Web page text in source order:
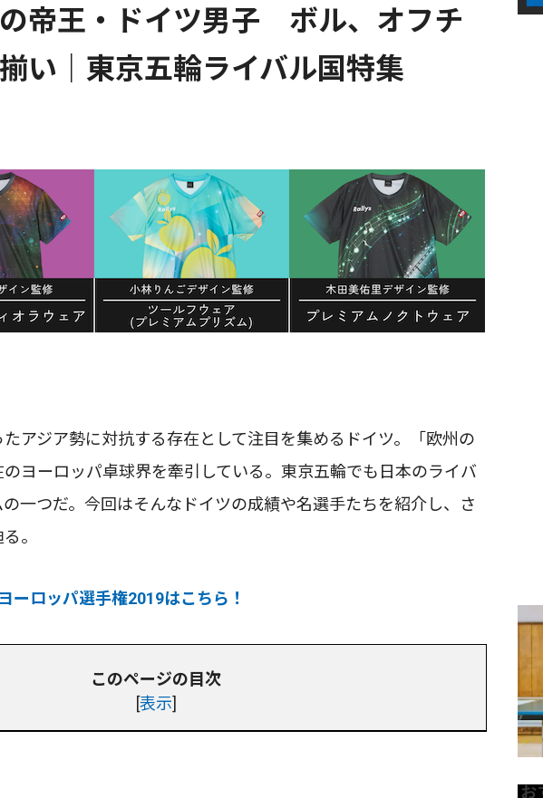
の帝王・ドイツ男子 ボル、オフチ
い｜東京五輪ライバル国特集
アジア勢に対抗する存在として注目を集めるドイツ。「欧州の
ヨーロッパ卓球界を牽引している。東京五輪でも日本のライバ
一つだ。今回はそんなドイツの成績や名選手たちを紹介し、さ
。
ロッパ選手権2019はこちら！
このページの目次
[表示]